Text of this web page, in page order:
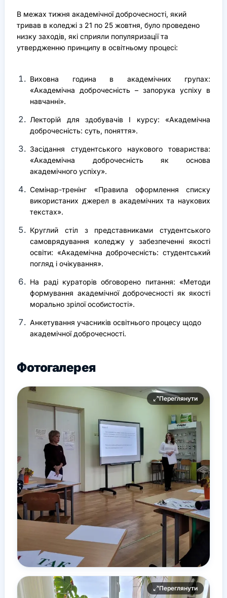
В межах тижня академічної доброчесності, який
тривав в коледжі з 21 по 25 жовтня, було проведено
низку заходів, які сприяли популяризації та
утвердженню принципу в освітньому процесі:
Виховна година в академічних групах:
«Академічна доброчесність – запорука успіху в
навчанні».
Лекторій для здобувачів І курсу: «Академічна
доброчесність: суть, поняття».
Засідання студентського наукового товариства:
«Академічна доброчесність як основа
академічного успіху».
Семінар-тренінг «Правила оформлення списку
використаних джерел в академічних та наукових
текстах».
Круглий стіл з представниками студентського
самоврядування коледжу у забезпеченні якості
освіти: «Академічна доброчесність: студентський
погляд і очікування».
На раді кураторів обговорено питання: «Методи
формування академічної доброчесності як якості
морально зрілої особистості».
Анкетування учасників освітнього процесу щодо
академічної доброчесності.
Фотогалерея
Переглянути
Переглянути